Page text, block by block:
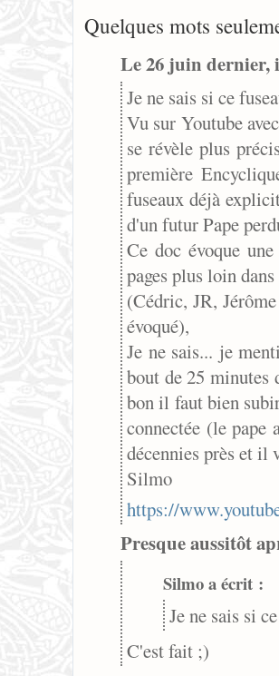
Quelques mots
Le 26 juin dernier,
Je ne sais si ce
Vu sur Youtube
se révèle plus
première
fuseaux déjà
d'un futur Pape
Ce doc évoque
pages plus loin
(Cédric, JR,
évoqué),
Je ne sais... je
bout de 25 minutes
bon il faut bien
connectée (le pape
décennies près et il
Silmo
https://
Presque aussitôt
Silmo a écrit :
Je ne sais si
C'est fait ;)